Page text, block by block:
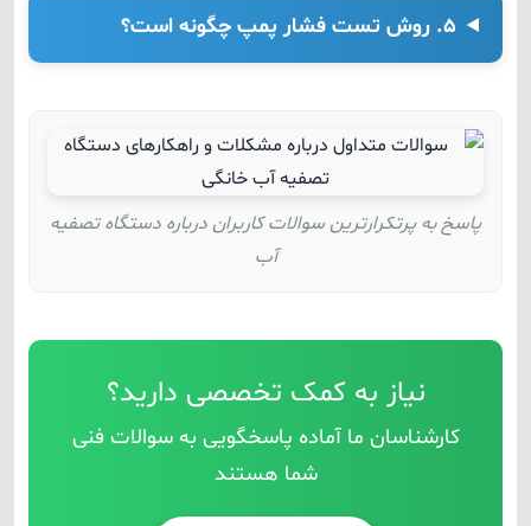
۵. روش تست فشار پمپ چگونه است؟
پاسخ به پرتکرارترین سوالات کاربران درباره دستگاه تصفیه
آب
نیاز به کمک تخصصی دارید؟
کارشناسان ما آماده پاسخگویی به سوالات فنی
شما هستند